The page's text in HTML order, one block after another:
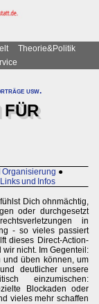
Theorie&Politik
usw.
FÜR
Organisierung ●
Links und Infos
Dich ohnmächtig,
oder durchgesetzt
in
- so vieles passiert
dieses Direct-Action-
nicht. Im Gegenteil:
und üben können, um
deutlicher unsere
einzumischen:
Blockaden oder
vieles mehr schaffen